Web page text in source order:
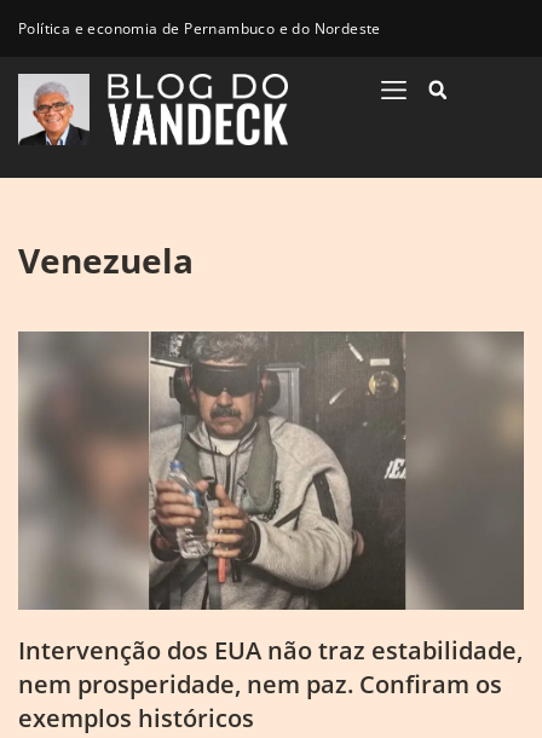
Política e economia de Pernambuco e do Nordeste
Venezuela
Intervenção dos EUA não traz estabilidade,
nem prosperidade, nem paz. Confiram os
exemplos históricos